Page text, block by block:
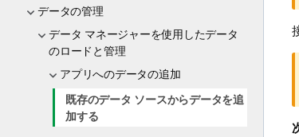
データの管理
データ マネージャーを使用したデータ
のロードと管理
アプリへのデータの追加
既存のデータ ソースからデータを追
加する